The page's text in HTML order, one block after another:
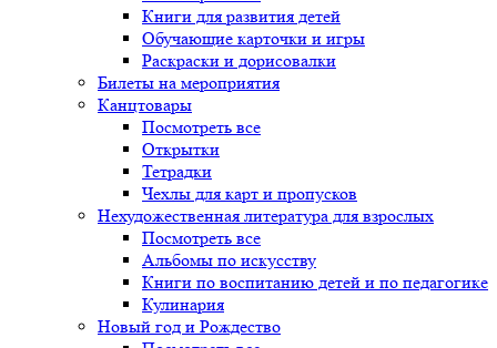
Книги для развития детей
Обучающие карточки и игры
Раскраски и дорисовалки
Билеты на мероприятия
Канцтовары
Посмотреть все
Открытки
Тетрадки
Чехлы для карт и пропусков
Нехудожественная литература для взрослых
Посмотреть все
Альбомы по искусству
Книги по воспитанию детей и по педагогике
Кулинария
Новый год и Рождество